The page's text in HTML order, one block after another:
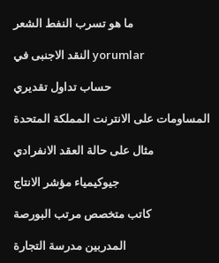
ما هو تسرب النفط الشعر
النقد الاجنبى في yorumlar
حساب تداول تقديري
المساومات على الانترنت المملكة المتحدة
مثال على حالة العقد الانفرادي
جيوكيمياء مؤشر الانتاج
كاتب متخصص مرتب البورصة
المدربين مدرسة التجارة